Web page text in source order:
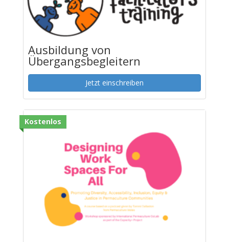
Ausbildung von
Übergangsbegleitern
Jetzt einschreiben
Kostenlos